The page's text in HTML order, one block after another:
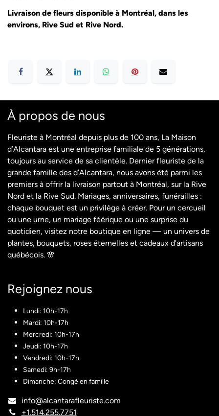
Livraison de fleurs disponible à Montréal, dans les
environs, Rive Sud et Rive Nord.
À propos de nous
Fleuriste à Montréal depuis plus de 100 ans, La Maison
d’Alcantara est une entreprise familiale de 5 générations,
toujours au service de sa clientèle. Dernier fleuriste de la
grande famille des d’Alcantara, nous avons été parmi les
premiers à offrir la livraison partout à Montréal, sur la Rive
Nord et la Rive Sud. Mariages, anniversaires, funérailles :
chaque bouquet est un privilège à créer. Pour un cercueil
ou une urne, un mariage féérique ou une surprise du
quotidien, visitez notre boutique en ligne — un univers de
plantes, bouquets, roses éternelles et cadeaux d’artisans
québécois. 🌸
Rejoignez nous​
Lundi: 10h-17h
Mardi: 10h-17h
Mercredi: 10h-17h
Jeudi: 10h-17h
Vendredi: 10h-17h
Samedi: 9h-17h
Dimanche: Congé en famille
info@alcantarafleuriste.com
+1.514.255.7751